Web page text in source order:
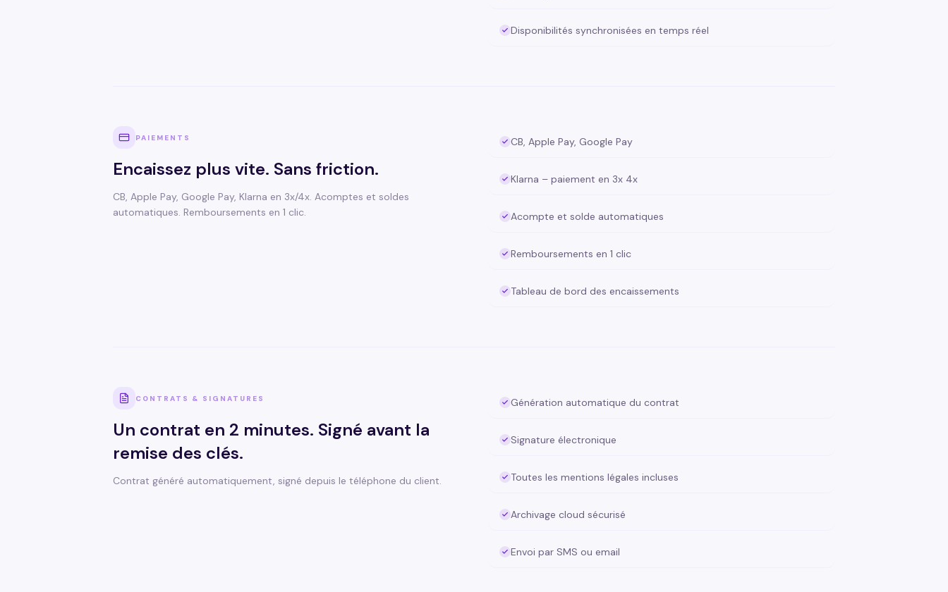
Disponibilités synchronisées en temps réel
PAIEMENTS
Encaissez plus vite. Sans friction.
CB, Apple Pay, Google Pay, Klarna en 3x/4x. Acomptes et soldes
automatiques. Remboursements en 1 clic.
CB, Apple Pay, Google Pay
Klarna – paiement en 3x 4x
Acompte et solde automatiques
Remboursements en 1 clic
Tableau de bord des encaissements
CONTRATS & SIGNATURES
Un contrat en 2 minutes. Signé avant la
remise des clés.
Contrat généré automatiquement, signé depuis le téléphone du client.
Génération automatique du contrat
Signature électronique
Toutes les mentions légales incluses
Archivage cloud sécurisé
Envoi par SMS ou email